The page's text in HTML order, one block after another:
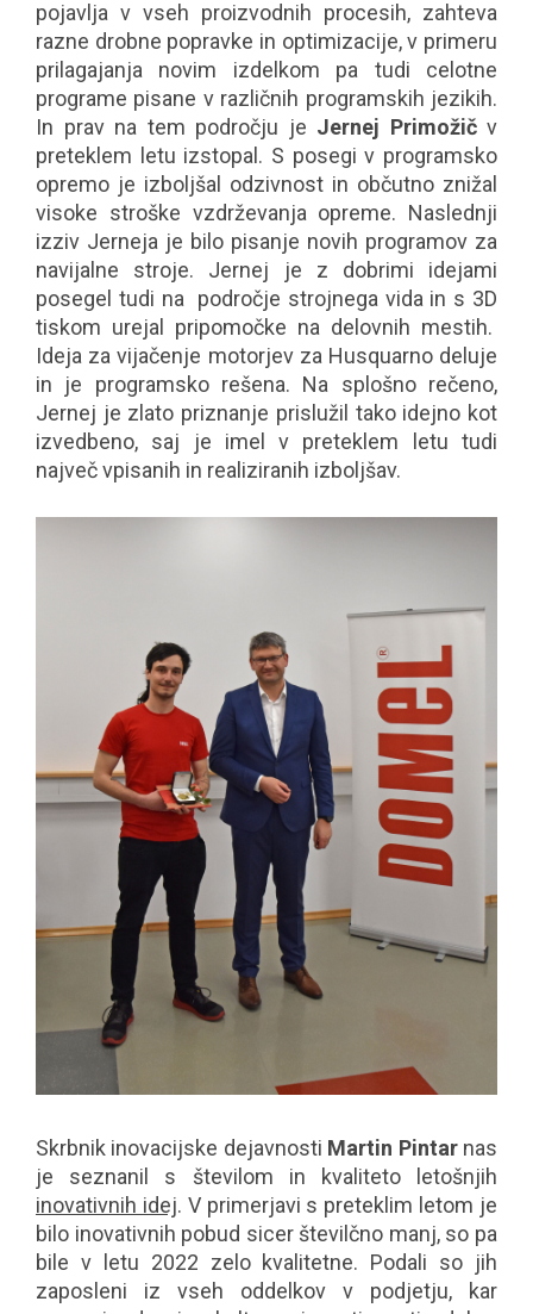
pojavlja v vseh proizvodnih procesih, zahteva
razne drobne popravke in optimizacije, v primeru
prilagajanja novim izdelkom pa tudi celotne
programe pisane v različnih programskih jezikih.
In prav na tem področju je Jernej Primožičv
preteklem letu izstopal. S posegi v programsko
opremo je izboljšal odzivnost in občutno znižal
visoke stroške vzdrževanja opreme. Naslednji
izziv Jerneja je bilo pisanje novih programov za
navijalne stroje. Jernej je z dobrimi idejami
posegel tudi na področje strojnega vida in s 3D
tiskom urejal pripomočke na delovnih mestih.
Ideja za vijačenje motorjev za Husquarno deluje
in je programsko rešena. Na splošno rečeno,
Jernej je zlato priznanje prislužil tako idejno kot
izvedbeno, saj je imel v preteklem letu tudi
največ vpisanih in realiziranih izboljšav.
Skrbnik inovacijske dejavnosti Martin Pintarnas
je seznanil s številom in kvaliteto letošnjih
inovativnih idej. V primerjavi s preteklim letom je
bilo inovativnih pobud sicer številčno manj, so pa
bile v letu 2022 zelo kvalitetne. Podali so jih
zaposleni iz vseh oddelkov v podjetju, kar